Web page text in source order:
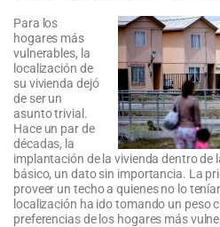
Para los
hogares más
vulnerables, la
localización de
su vivienda dejó
de ser un
asunto trivial.
Hace un par de
décadas, la
implantación de la vivienda dentro de
básico, un dato sin importancia. La
proveer un techo a quienes no lo
localización ha ido tomando un peso
preferencias de los hogares más